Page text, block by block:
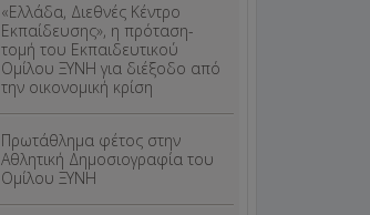
«Ελλάδα, Διεθνές Κέντρο
Εκπαίδευσης», η πρόταση-
τομή του Εκπαιδευτικού
Ομίλου ΞΥΝΗ για διέξοδο από
την οικονομική κρίση
Πρωτάθλημα φέτος στην
Αθλητική Δημοσιογραφία του
Ομίλου ΞΥΝΗ